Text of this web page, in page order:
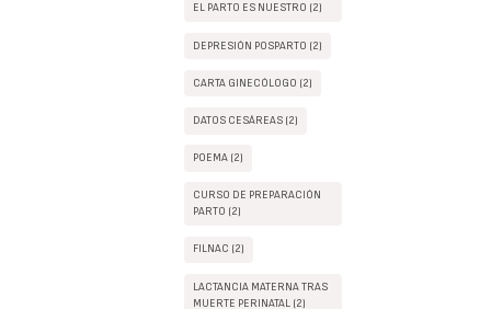
EL PARTO ES NUESTRO (2)
DEPRESIÓN POSPARTO (2)
CARTA GINECÓLOGO (2)
DATOS CESÁREAS (2)
POEMA (2)
CURSO DE PREPARACIÓN
PARTO (2)
FILNAC (2)
LACTANCIA MATERNA TRAS
MUERTE PERINATAL (2)